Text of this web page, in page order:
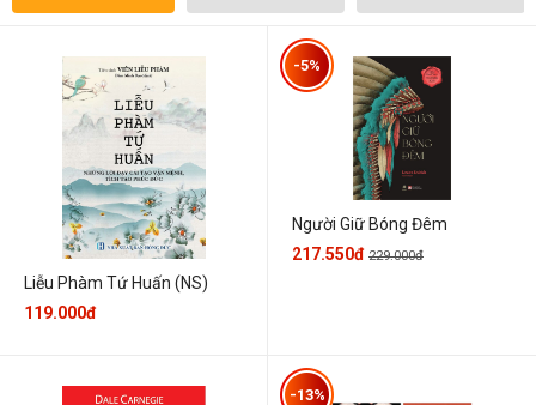
Liễu Phàm Tứ Huấn (NS)
119.000đ
Người Giữ Bóng Đêm
-5%
217.550đ 229.000đ
-13%